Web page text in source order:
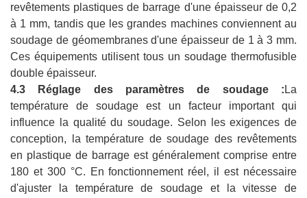
revêtements plastiques de barrage d'une épaisseur de 0,2
à 1 mm, tandis que les grandes machines conviennent au
soudage de géomembranes d'une épaisseur de 1 à 3 mm.
Ces équipements utilisent tous un soudage thermofusible
double épaisseur.
4.3 Réglage des paramètres de soudage : La
température de soudage est un facteur important qui
influence la qualité du soudage. Selon les exigences de
conception, la température de soudage des revêtements
en plastique de barrage est généralement comprise entre
180 et 300 °C. En fonctionnement réel, il est nécessaire
d'ajuster la température de soudage et la vitesse de